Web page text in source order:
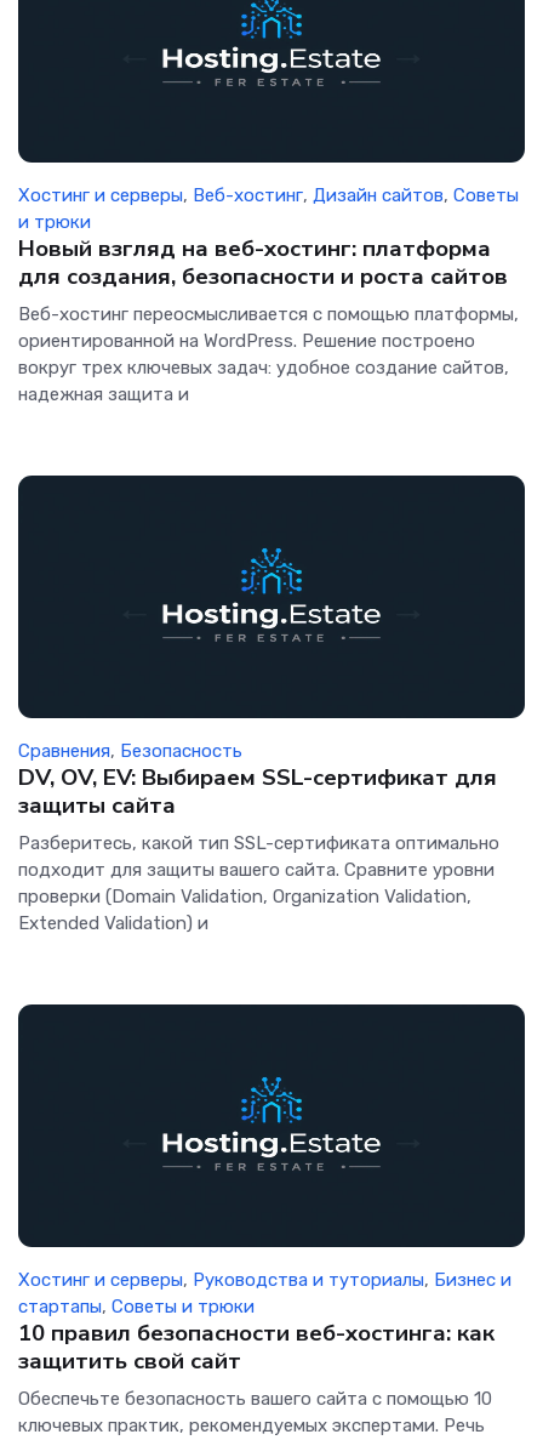
Хостинг и серверы, Веб-хостинг, Дизайн сайтов, Советы
и трюки
Новый взгляд на веб-хостинг: платформа
для создания, безопасности и роста сайтов
Веб-хостинг переосмысливается с помощью платформы,
ориентированной на WordPress. Решение построено
вокруг трех ключевых задач: удобное создание сайтов,
надежная защита и
Сравнения, Безопасность
DV, OV, EV: Выбираем SSL-сертификат для
защиты сайта
Разберитесь, какой тип SSL-сертификата оптимально
подходит для защиты вашего сайта. Сравните уровни
проверки (Domain Validation, Organization Validation,
Extended Validation) и
Хостинг и серверы, Руководства и туториалы, Бизнес и
стартапы, Советы и трюки
10 правил безопасности веб-хостинга: как
защитить свой сайт
Обеспечьте безопасность вашего сайта с помощью 10
ключевых практик, рекомендуемых экспертами. Речь